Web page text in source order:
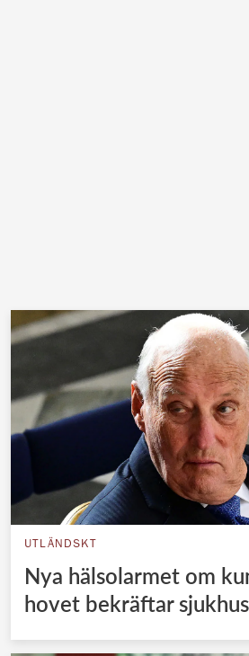
UTLÄNDSKT
Nya hälsolarmet om
hovet bekräftar